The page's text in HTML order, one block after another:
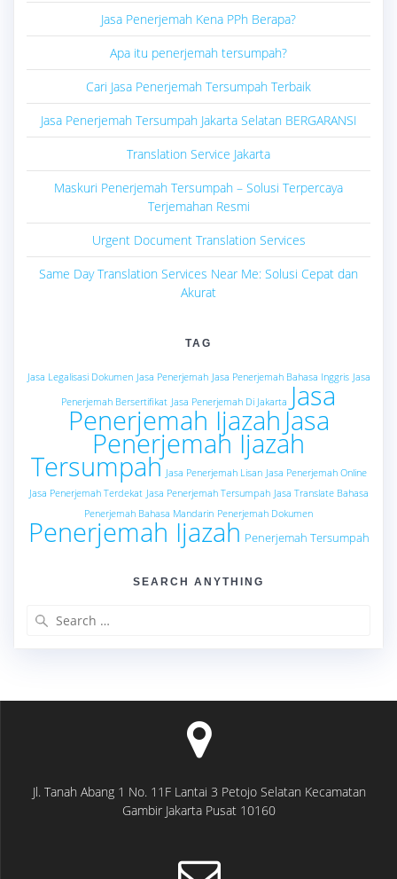
Jasa Penerjemah Kena PPh Berapa?
Apa itu penerjemah tersumpah?
Cari Jasa Penerjemah Tersumpah Terbaik
Jasa Penerjemah Tersumpah Jakarta Selatan BERGARANSI
Translation Service Jakarta
Maskuri Penerjemah Tersumpah – Solusi Terpercaya
Terjemahan Resmi
Urgent Document Translation Services
Same Day Translation Services Near Me: Solusi Cepat dan
Akurat
TAG
Jasa Legalisasi Dokumen Jasa Penerjemah Jasa Penerjemah Bahasa Inggris Jasa
Penerjemah Bersertifikat Jasa Penerjemah Di Jakarta Jasa
Penerjemah Ijazah Jasa
Penerjemah Ijazah
Tersumpah Jasa Penerjemah Lisan Jasa Penerjemah Online
Jasa Penerjemah Terdekat Jasa Penerjemah Tersumpah Jasa Translate Bahasa
Penerjemah Bahasa Mandarin Penerjemah Dokumen
Penerjemah Ijazah Penerjemah Tersumpah
SEARCH ANYTHING
Jl. Tanah Abang 1 No. 11F Lantai 3 Petojo Selatan Kecamatan
Gambir Jakarta Pusat 10160